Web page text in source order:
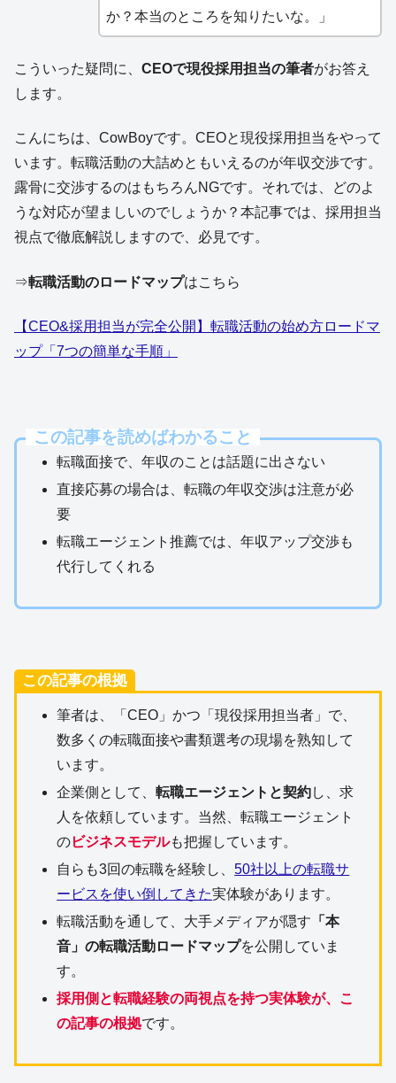
か？本当のところを知りたいな。」
こういった疑問に、 CEOで現役採用担当の筆者がお答え
します。
こんにちは、CowBoyです。CEOと現役採用担当をやって
います。転職活動の大詰めともいえるのが年収交渉です。
露骨に交渉するのはもちろんNGです。それでは、どのよ
うな対応が望ましいのでしょうか？本記事では、採用担当
視点で徹底解説しますので、必見です。
⇒転職活動のロードマップはこちら
【CEO&採用担当が完全公開】転職活動の始め方ロードマ
ップ「7つの簡単な手順」
この記事を読めばわかること
転職面接で、年収のことは話題に出さない
直接応募の場合は、転職の年収交渉は注意が必
要
転職エージェント推薦では、年収アップ交渉も
代行してくれる
この記事の根拠
筆者は、「CEO」かつ「現役採用担当者」で、
数多くの転職面接や書類選考の現場を熟知して
います。
企業側として、転職エージェントと契約し、求
人を依頼しています。当然、転職エージェント
のビジネスモデルも把握しています。
自らも3回の転職を経験し、50社以上の転職サ
ービスを使い倒してきた実体験があります。
転職活動を通して、大手メディアが隠す 「本
音」の転職活動ロードマップを公開していま
す。
採用側と転職経験の両視点を持つ実体験が、こ
の記事の根拠です。